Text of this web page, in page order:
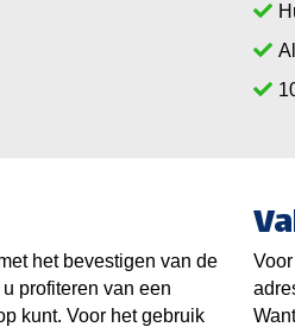
het bevestigen van de
profiteren van een
kunt. Voor het gebruik